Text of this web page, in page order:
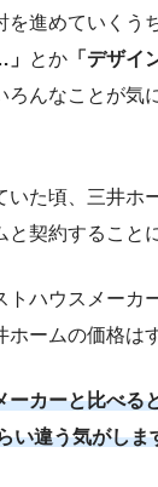
進めていくう
とか 「デザイ
ろんなことが気
いた頃、三井ホ
契約すること
トハウスメーカ
ームの価格は
ーカーと比べる
い違う気がしま